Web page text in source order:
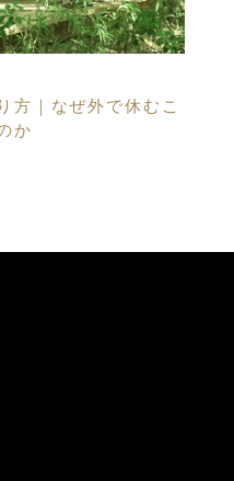
方｜なぜ外で休むこ
か